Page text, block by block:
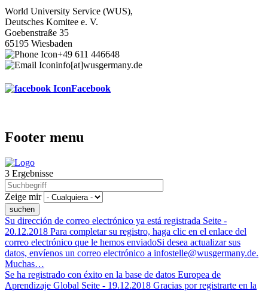
World University Service (WUS),
Deutsches Komitee e. V.
Goebenstraße 35
65195 Wiesbaden
+49 611 446648
info[at]wusgermany.de
Facebook
Footer menu
3 Ergebnisse
Zeige mir
Su dirección de correo electrónico ya está registrada Seite -
20.12.2018 Para completar su registro, haga clic en el enlace del
correo electrónico que le hemos enviadoSi desea actualizar sus
datos, envíenos un correo electrónico a infostelle@wusgermany.de.
Muchas…
Se ha registrado con éxito en la base de datos Europea de
Aprendizaje Global Seite - 19.12.2018 Gracias por registrarte en la